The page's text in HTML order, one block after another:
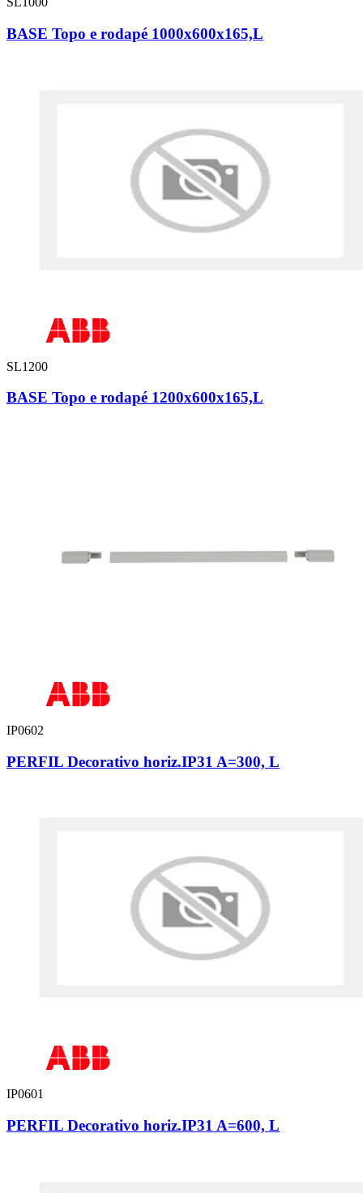
BASE Topo e rodapé 1000x600x165,L
SL1200
BASE Topo e rodapé 1200x600x165,L
IP0602
PERFIL Decorativo horiz.IP31 A=300, L
IP0601
PERFIL Decorativo horiz.IP31 A=600, L